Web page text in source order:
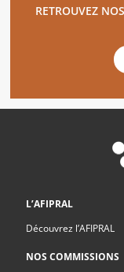
RETROUVEZ
L’AFIPRAL
Découvrez l’AFIPRAL
NOS COMMISSIONS